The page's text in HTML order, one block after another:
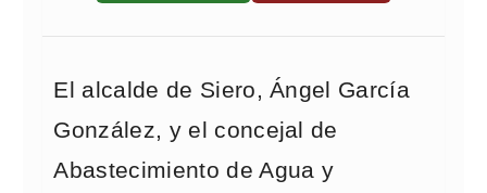
El alcalde de Siero, Ángel García
González, y el concejal de
Abastecimiento de Agua y